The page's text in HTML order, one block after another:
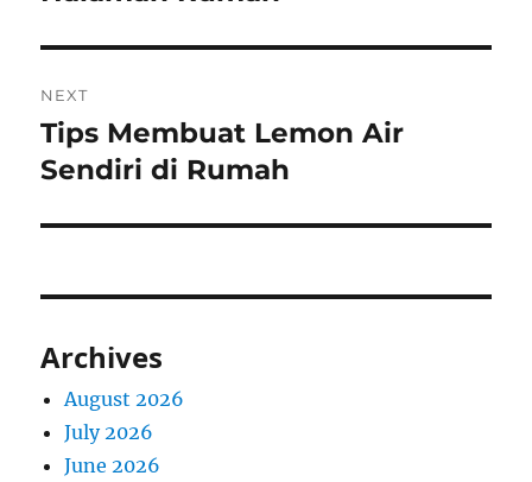
NEXT
Next
post:
Tips Membuat Lemon Air
Sendiri di Rumah
Archives
August 2026
July 2026
June 2026